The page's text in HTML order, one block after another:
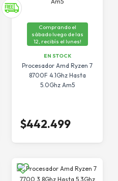
Comprando el
sábado luego de las
12, recibís el lunes!
EN STOCK
Procesador Amd Ryzen 7
8700F 4.1Ghz Hasta
5.0Ghz Am5
$442.499